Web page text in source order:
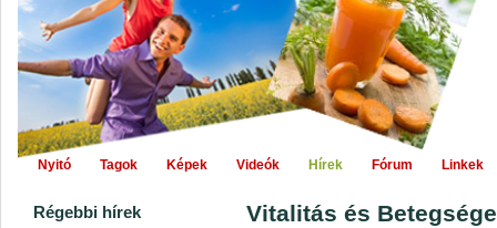
Nyitó Tagok Képek Videók Hírek Fórum Linkek
Régebbi hírek Vitalitás és